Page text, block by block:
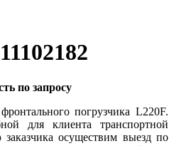
по запросу
погрузчика L220F.
для клиента транспортной
осуществим выезд по